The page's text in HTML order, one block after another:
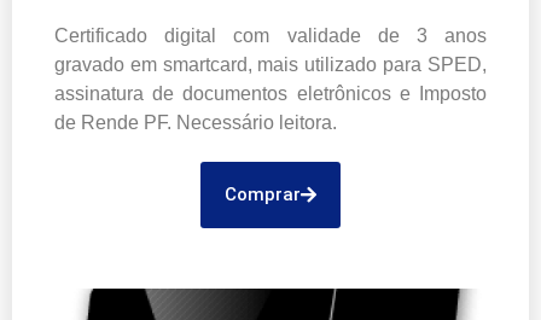
Certificado digital com validade de 3 anos
gravado em smartcard, mais utilizado para SPED,
assinatura de documentos eletrônicos e Imposto
de Rende PF. Necessário leitora.
Comprar